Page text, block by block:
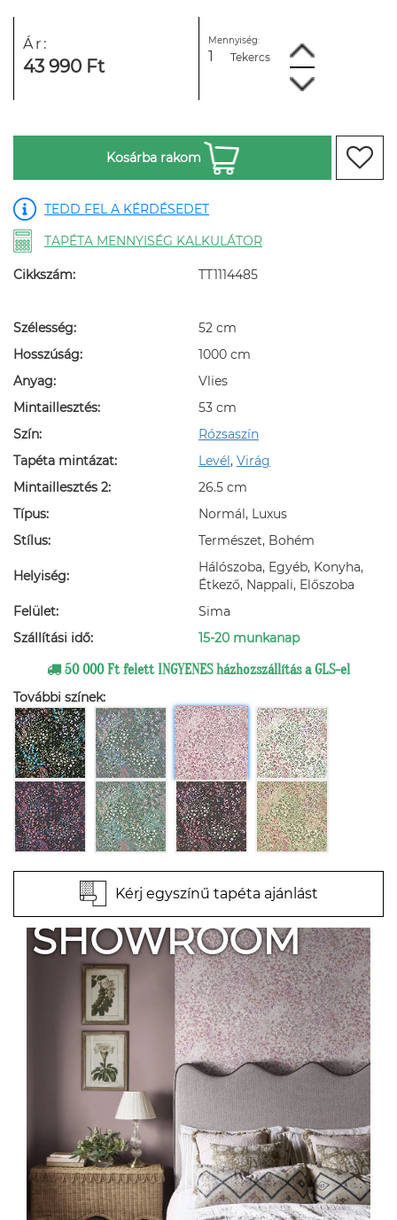
Ár:
43 990 Ft
Mennyiség:
Tekercs
Kosárba rakom
TEDD FEL A KÉRDÉSEDET
TAPÉTA MENNYISÉG KALKULÁTOR
Cikkszám: TT1114485
Szélesség:
52 cm
Hosszúság:
1000 cm
Anyag:
Vlies
Mintaillesztés:
53 cm
Szín:
Rózsaszín
Tapéta mintázat:
Levél, Virág
Mintaillesztés 2:
26.5 cm
Típus:
Normál, Luxus
Stílus:
Természet, Bohém
Helyiség:
Hálószoba, Egyéb, Konyha,
Étkező, Nappali, Előszoba
Felület:
Sima
Szállítási idő:
15-20 munkanap
50 000 Ft felett INGYENES házhozszállítás a GLS-el
További színek:
Kérj egyszínű tapéta ajánlást
SHOWROOM